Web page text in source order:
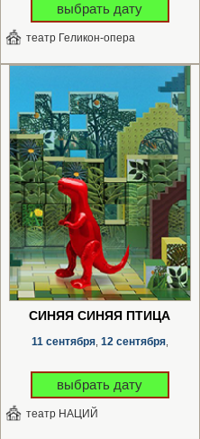
выбрать дату
театр Геликон-опера
СИНЯЯ СИНЯЯ ПТИЦА
11 сентября, 12 сентября,
выбрать дату
театр НАЦИЙ